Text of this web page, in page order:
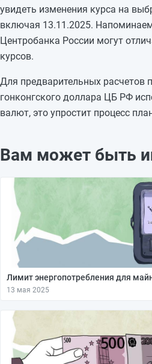
01.11.2025
10,4391
31.10.2025
10,3823
30.10.2025
увидеть изменения курса на
включая 13.11.2025.
Центробанка России могут
курсов.
Для предварительных расчетов
гонконгского доллара ЦБ РФ
валют, это упростит процесс
Вам может быть
Лимит энергопотребления для
13 мая 2025